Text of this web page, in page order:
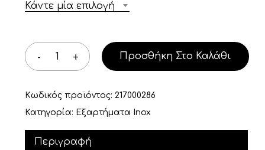
Κάντε μία επιλογή
Προσθήκη Στο Καλάθι
Κωδικός προϊόντος: 217000286
Κατηγορία: Εξαρτήματα Inox
Περιγραφή